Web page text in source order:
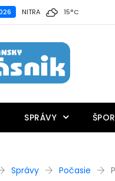
NITRA 15°C
SPRÁVY
Správy Počasie